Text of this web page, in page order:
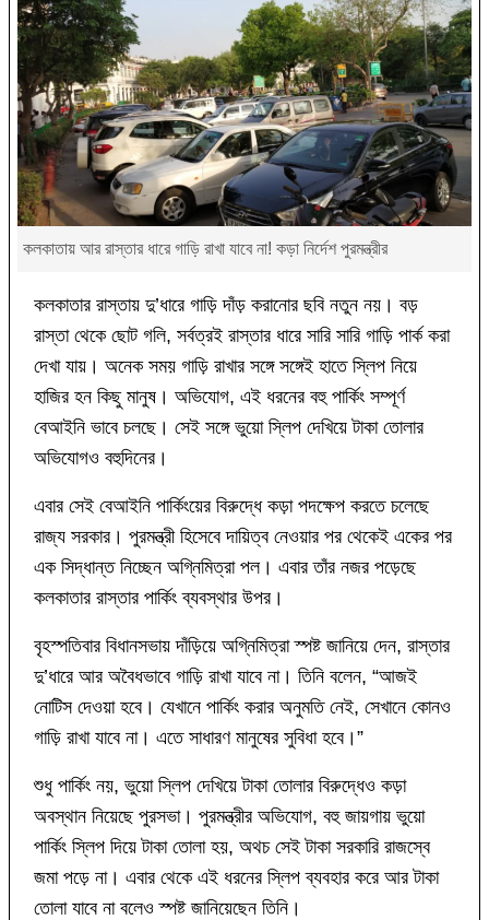
কলকাতায় আর রাস্তার ধারে গাড়ি রাখা যাবে না! কড়া নির্দেশ পুরমন্ত্রীর
কলকাতার রাস্তায় দু’ধারে গাড়ি দাঁড় করানোর ছবি নতুন নয়। বড়
রাস্তা থেকে ছোট গলি, সর্বত্রই রাস্তার ধারে সারি সারি গাড়ি পার্ক করা
দেখা যায়। অনেক সময় গাড়ি রাখার সঙ্গে সঙ্গেই হাতে স্লিপ নিয়ে
হাজির হন কিছু মানুষ। অভিযোগ, এই ধরনের বহু পার্কিং সম্পূর্ণ
বেআইনি ভাবে চলছে। সেই সঙ্গে ভুয়ো স্লিপ দেখিয়ে টাকা তোলার
অভিযোগও বহুদিনের।
এবার সেই বেআইনি পার্কিংয়ের বিরুদ্ধে কড়া পদক্ষেপ করতে চলেছে
রাজ্য সরকার। পুরমন্ত্রী হিসেবে দায়িত্ব নেওয়ার পর থেকেই একের পর
এক সিদ্ধান্ত নিচ্ছেন অগ্নিমিত্রা পল। এবার তাঁর নজর পড়েছে
কলকাতার রাস্তার পার্কিং ব্যবস্থার উপর।
বৃহস্পতিবার বিধানসভায় দাঁড়িয়ে অগ্নিমিত্রা স্পষ্ট জানিয়ে দেন, রাস্তার
দু’ধারে আর অবৈধভাবে গাড়ি রাখা যাবে না। তিনি বলেন, “আজই
নোটিস দেওয়া হবে। যেখানে পার্কিং করার অনুমতি নেই, সেখানে কোনও
গাড়ি রাখা যাবে না। এতে সাধারণ মানুষের সুবিধা হবে।”
শুধু পার্কিং নয়, ভুয়ো স্লিপ দেখিয়ে টাকা তোলার বিরুদ্ধেও কড়া
অবস্থান নিয়েছে পুরসভা। পুরমন্ত্রীর অভিযোগ, বহু জায়গায় ভুয়ো
পার্কিং স্লিপ দিয়ে টাকা তোলা হয়, অথচ সেই টাকা সরকারি রাজস্বে
জমা পড়ে না। এবার থেকে এই ধরনের স্লিপ ব্যবহার করে আর টাকা
তোলা যাবে না বলেও স্পষ্ট জানিয়েছেন তিনি।